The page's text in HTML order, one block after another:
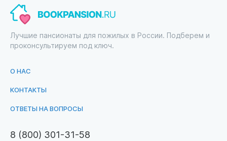
Лучшие пансионаты для пожилых в России. Подберем и
проконсультируем под ключ.
О НАС
КОНТАКТЫ
ОТВЕТЫ НА ВОПРОСЫ
8 (800) 301-31-58